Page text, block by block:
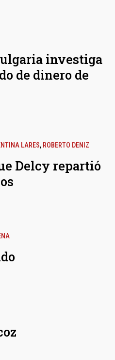
investiga
de dinero de
LARES, ROBERTO DENIZ
Delcy repartió